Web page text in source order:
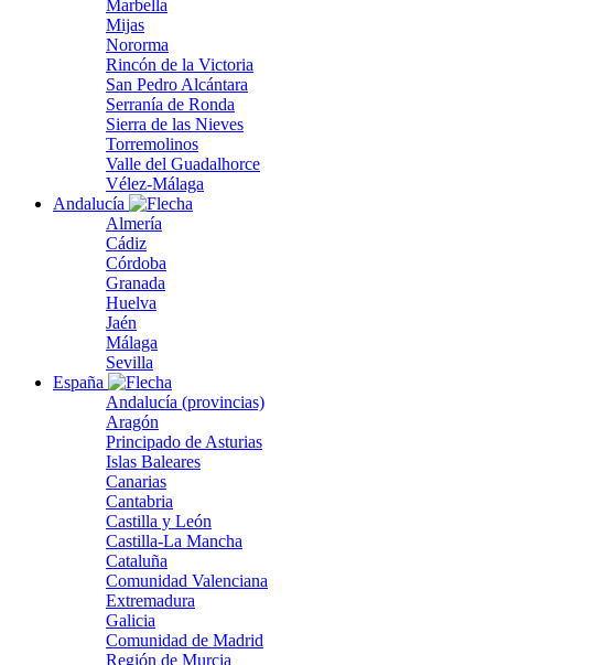
Marbella
Mijas
Nororma
Rincón de la Victoria
San Pedro Alcántara
Serranía de Ronda
Sierra de las Nieves
Torremolinos
Valle del Guadalhorce
Vélez-Málaga
Andalucía
Almería
Cádiz
Córdoba
Granada
Huelva
Jaén
Málaga
Sevilla
España
Andalucía (provincias)
Aragón
Principado de Asturias
Islas Baleares
Canarias
Cantabria
Castilla y León
Castilla-La Mancha
Cataluña
Comunidad Valenciana
Extremadura
Galicia
Comunidad de Madrid
Región de Murcia